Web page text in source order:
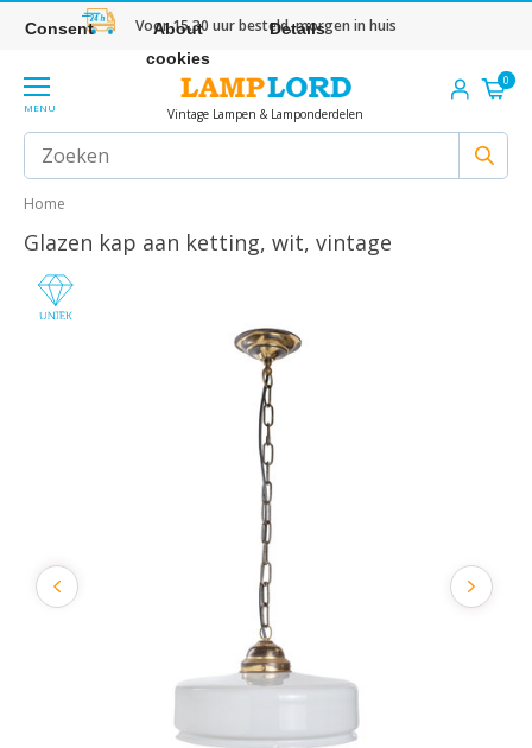
Voor 15.30 uur besteld, morgen in huis
MENU Vintage Lampen & Lamponderdelen
0
Home
Glazen kap aan ketting, wit, vintage
Consent
About
cookies
Details